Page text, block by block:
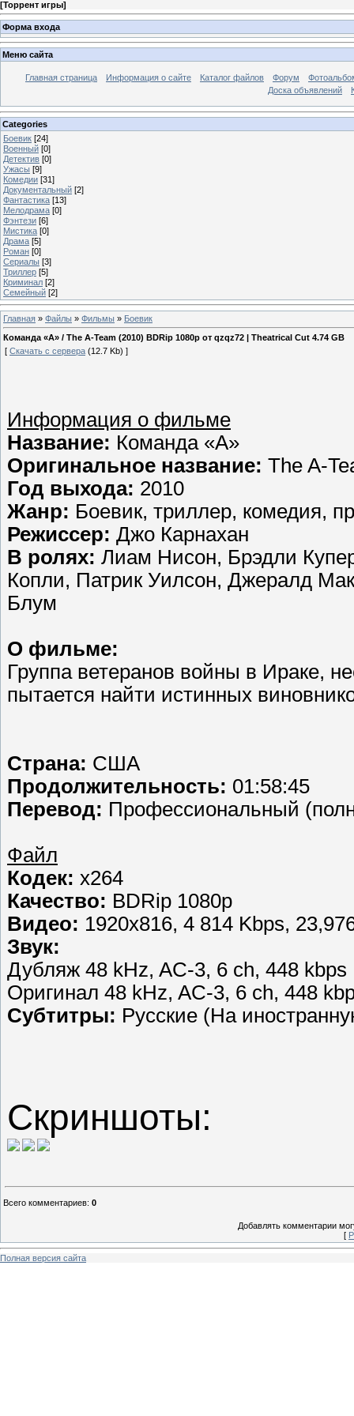
[Торрент игры]
Форма входа
Меню сайта
Главная страница Информация о сайте Каталог файлов Форум
Доска объявлений
Categories
Боевик [24]
Военный [0]
Детектив [0]
Ужасы [9]
Комедии [31]
Документальный [2]
Фантастика [13]
Мелодрама [0]
Фэнтези [6]
Мистика [0]
Драма [5]
Роман [0]
Сериалы [3]
Триллер [5]
Криминал [2]
Семейный [2]
Главная » Файлы » Фильмы » Боевик
Команда «А» / The A-Team (2010) BDRip 1080p от qzqz72 | Theatrical Cut 4.74 GB
[ Скачать с сервера (12.7 Kb) ]
Информация о фильме
Название: Команда «А»
Оригинальное название: The A-
Год выхода: 2010
Жанр: Боевик, триллер, комедия,
Режиссер: Джо Карнахан
В ролях: Лиам Нисон, Брэдли
Копли, Патрик Уилсон, Джералд
Блум
О фильме:
Группа ветеранов войны в Ираке,
пытается найти истинных
Страна: США
Продолжительность: 01:58:45
Перевод: Профессиональный
Файл
Кодек: x264
Качество: BDRip 1080p
Видео: 1920x816, 4 814 Kbps,
Звук:
Дубляж 48 kHz, AC-3, 6 ch, 448 kbps
Оригинал 48 kHz, AC-3, 6 ch, 448
Субтитры: Русские (На
Скриншоты:
Всего комментариев: 0
Добавлять комментарии
[
Полная версия сайта